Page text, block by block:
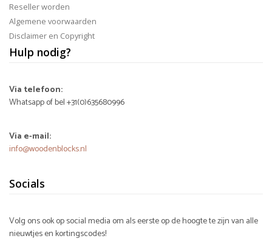
Reseller worden
Algemene voorwaarden
Disclaimer en Copyright
Hulp nodig?
Via telefoon:
Whatsapp of bel +31(0)635680996
Via e-mail:
info@woodenblocks.nl
Socials
Volg ons ook op social media om als eerste op de hoogte te zijn van alle
nieuwtjes en kortingscodes!